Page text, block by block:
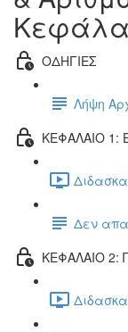
ΟΔΗΓΙΕΣ
Λήψη
ΚΕΦΑΛΑΙΟ 1:
Δεν
ΚΕΦΑΛΑΙΟ 2: